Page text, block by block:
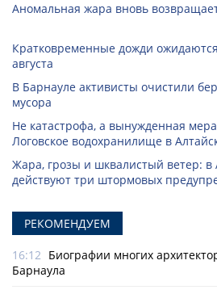
Аномальная жара вновь
Кратковременные дожди
августа
В Барнауле активисты очистили
мусора
Не катастрофа, а вынужденная
Логовское водохранилище в
Жара, грозы и шквалистый ветер: в
действуют три штормовых
РЕКОМЕНДУЕМ
16:12 Биографии многих
Барнаула